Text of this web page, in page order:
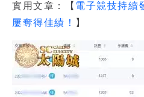
實用文章：【 電子競技持續
屢奪得佳績！
】